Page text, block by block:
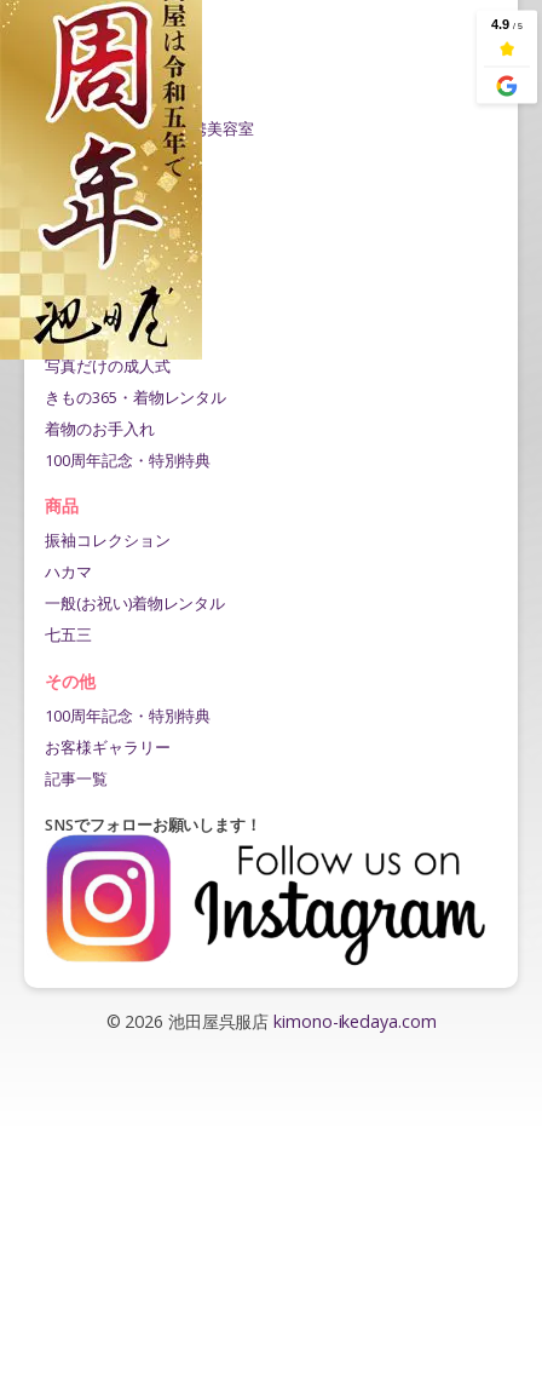
アクセス情報
記事一覧
Google口コミ公開
成人式当日の対応/提携美容室
お問い合わせ
プライバシーポリシー
サービス
レンタルプラン
お買い上げフルセット
ママ振りプラン
写真だけの成人式
きもの365・着物レンタル
着物のお手入れ
100周年記念・特別特典
商品
振袖コレクション
ハカマ
一般(お祝い)着物レンタル
七五三
その他
100周年記念・特別特典
お客様ギャラリー
記事一覧
SNSでフォローお願いします！
© 2026 池田屋呉服店kimono-ikedaya.com